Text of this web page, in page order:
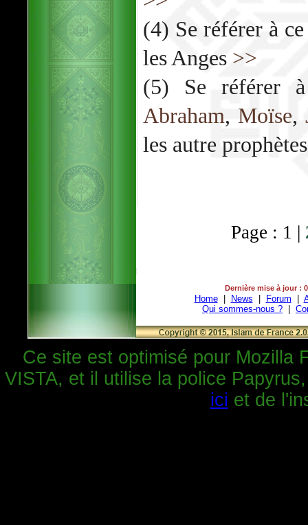
(4) Se référer à
les Anges >>
(5) Se référer
Abraham, Moïse,
les autre
Page : 1 |
Dernière mise à jour :
Home| News | Forum |
Qui sommes-nous ? |
Ce site est optimisé pour Mozilla
VISTA, et il utilise la police
ici et de